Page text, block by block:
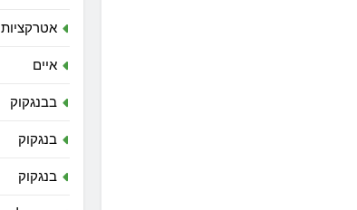
אטרקציות
איים
בבנגקוק
בנגקוק
בנגקוק